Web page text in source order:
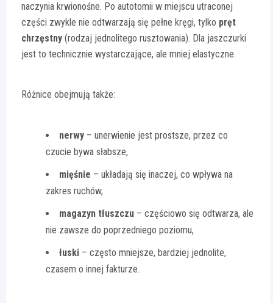
naczynia krwionośne. Po autotomii w miejscu utraconej
części zwykle nie odtwarzają się pełne kręgi, tylko pręt
chrzęstny (rodzaj jednolitego rusztowania). Dla jaszczurki
jest to technicznie wystarczające, ale mniej elastyczne.
Różnice obejmują także:
nerwy – unerwienie jest prostsze, przez co
czucie bywa słabsze,
mięśnie – układają się inaczej, co wpływa na
zakres ruchów,
magazyn tłuszczu – częściowo się odtwarza, ale
nie zawsze do poprzedniego poziomu,
łuski – często mniejsze, bardziej jednolite,
czasem o innej fakturze.